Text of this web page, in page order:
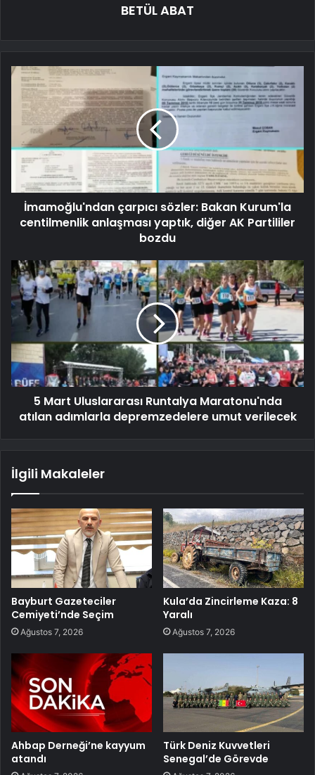
BETÜL ABAT
İmamoğlu'ndan çarpıcı sözler: Bakan Kurum'la
centilmenlik anlaşması yaptık, diğer AK Partililer
bozdu
5 Mart Uluslararası Runtalya Maratonu'nda
atılan adımlarla depremzedelere umut verilecek
İlgili Makaleler
Bayburt Gazeteciler
Cemiyeti’nde Seçim
Ağustos 7, 2026
Kula’da Zincirleme Kaza: 8
Yaralı
Ağustos 7, 2026
Ahbap Derneği’ne kayyum
atandı
Türk Deniz Kuvvetleri
Senegal’de Görevde